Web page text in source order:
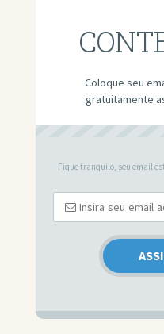
Coloque seu
gratuitamente
Fique tranquilo, seu email